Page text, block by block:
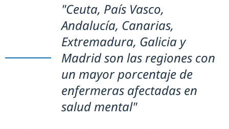
"Ceuta, País Vasco,
Andalucía, Canarias,
Extremadura, Galicia y
Madrid son las regiones con
un mayor porcentaje de
enfermeras afectadas en
salud mental"